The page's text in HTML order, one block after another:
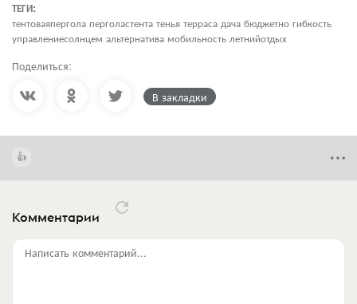
ТЕГИ:
тентоваяпергола перголастента тенья терраса дача бюджетно гибкость
управлениесолнцем альтернатива мобильность летнийотдых
Поделиться:
В закладки
Комментарии
Написать комментарий...